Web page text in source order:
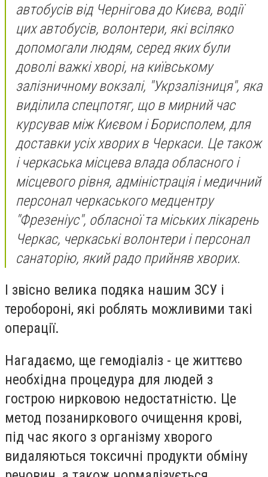
автобусів від Чернігова до Києва, водії
цих автобусів, волонтери, які всіляко
допомогали людям, серед яких були
доволі важкі хворі, на київському
залізничному вокзалі, "Укрзалізниця", яка
виділила спецпотяг, що в мирний час
курсував між Києвом і Борисполем, для
доставки усіх хворих в Черкаси. Це також
і черкаська місцева влада обласного і
місцевого рівня, адміністрація і медичний
персонал черкаського медцентру
"Фрезеніус", обласної та міських лікарень
Черкас, черкаські волонтери і персонал
санаторію, який радо прийняв хворих.
I звісно велика подяка нашим ЗСУ і
теробороні, які роблять можливими такі
операції.
Нагадаємо, ще гемодіаліз - це життєво
необхідна процедура для людей з
гострою нирковою недостатністю. Це
метод позаниркового очищення крові,
під час якого з організму хворого
видаляються токсичні продукти обміну